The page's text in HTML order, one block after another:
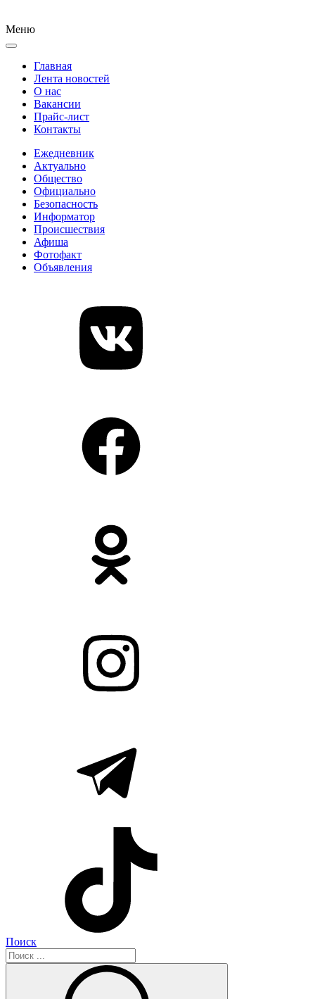
Меню
Главная
Лента новостей
О нас
Вакансии
Прайс-лист
Контакты
Ежедневник
Актуально
Общество
Официально
Безопасность
Информатор
Происшествия
Афиша
Фотофакт
Объявления
Поиск